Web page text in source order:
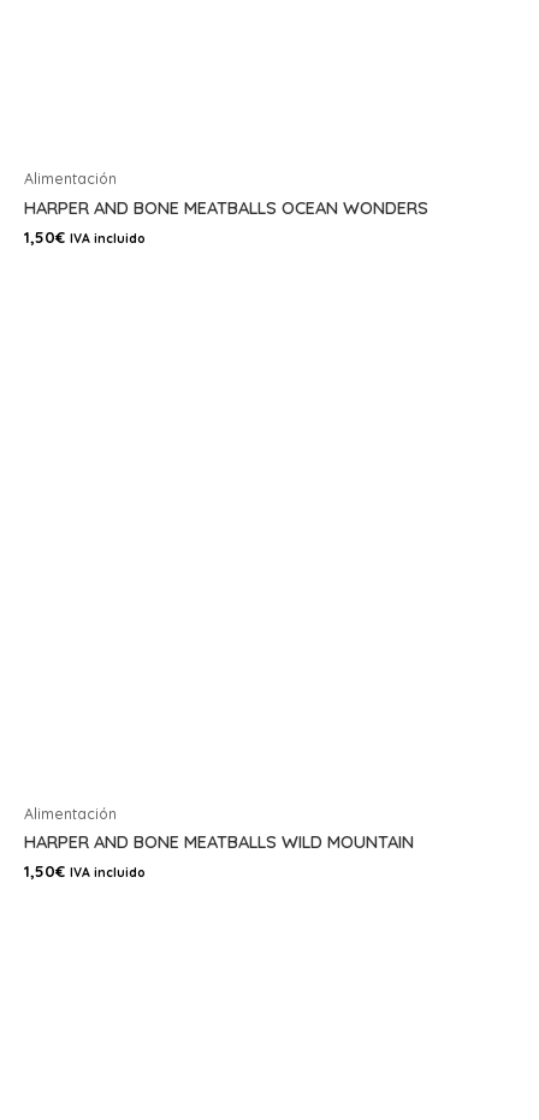
Alimentación
HARPER AND BONE MEATBALLS OCEAN WONDERS
1,50€ IVA incluido
Alimentación
HARPER AND BONE MEATBALLS WILD MOUNTAIN
1,50€ IVA incluido